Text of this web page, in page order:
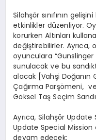
Silahşör sınıfının
etkinlikler düzenliyor.
korurken Altınları
değiştirebilirler.
oyunculara “Gunslinger
sunulacak ve bu
alacak [Vahşi Doğanın
Çağırma Parşömeni,
Göksel Taş Seçim
Ayrıca, Silahşör
Update Special Mission
devam edecek: